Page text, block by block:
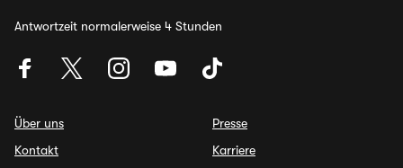
Antwortzeit normalerweise 4 Stunden
Über uns
Kontakt
Presse
Karriere